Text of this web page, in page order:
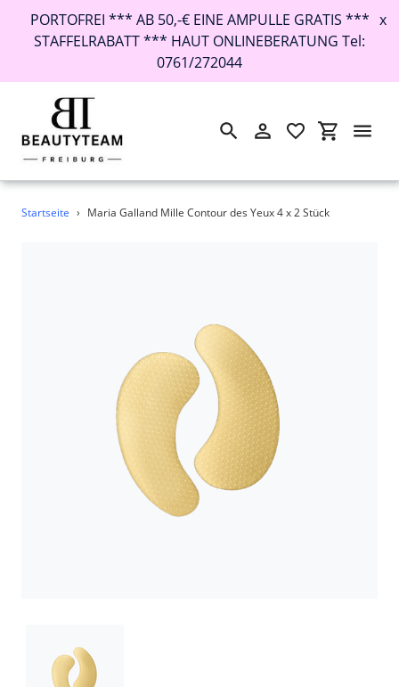
Direkt
PORTOFREI *** AB 50,-€ EINE AMPULLE GRATIS ***
STAFFELRABATT *** HAUT ONLINEBERATUNG Tel:
0761/272044
x
SuchenEinloggen
Startseite › Maria Galland Mille Contour des Yeux 4 x 2 Stück